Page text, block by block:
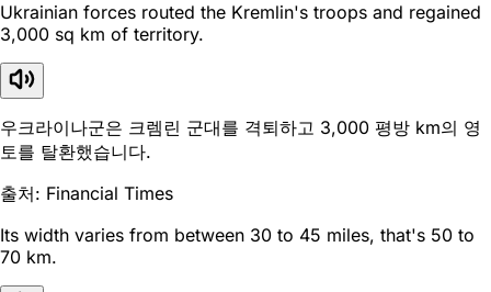
Ukrainian forces routed the Kremlin's troops and regained
3,000 sq km of territory.
우크라이나군은 크렘린 군대를 격퇴하고 3,000 평방 km의 영
토를 탈환했습니다.
출처: Financial Times
Its width varies from between 30 to 45 miles, that's 50 to
70 km.